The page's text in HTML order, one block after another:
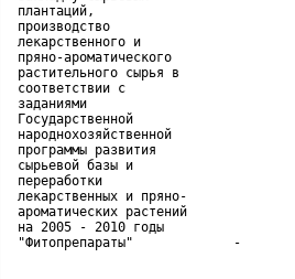
  плантаций,
  производство
  лекарственного и
  пряно-ароматического
  растительного сырья в
  соответствии с
  заданиями
  Государственной
  народнохозяйственной
  программы развития
  сырьевой базы и
  переработки
  лекарственных и пряно-
  ароматических растений
  на 2005 - 2010 годы